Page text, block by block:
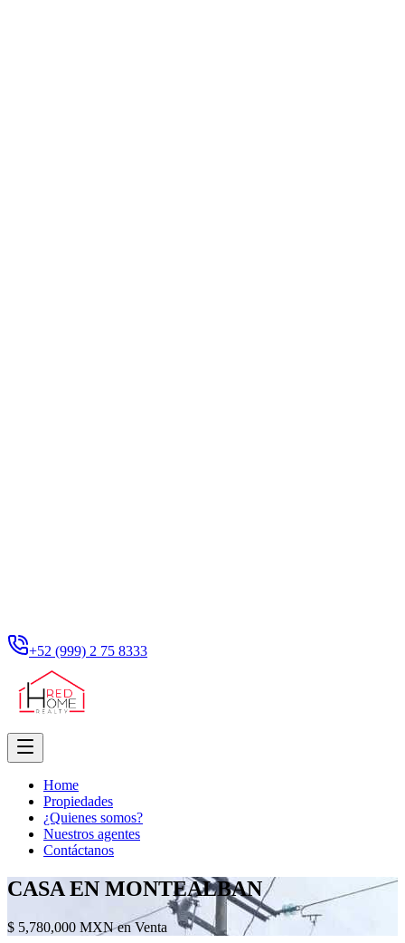
+52 (999) 2 75 8333
Home
Propiedades
¿Quienes somos?
Nuestros agentes
Contáctanos
CASA EN MONTEALBAN
$ 5,780,000 MXN en Venta